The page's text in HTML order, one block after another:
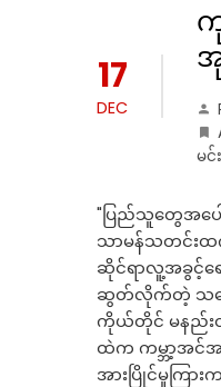
17
DEC
မင်
"ပြည်သူတွေအပေ
သာမန်သတင်းထ
ဆိုင်ရာလူ့အခွင့်ရ
ဆွတ်လိုက်တဲ့ သဘေ
ကိုယ်တိုင် မနည်းတွ
ထဲက ကမ္ဘာ့အင်အ
အားပြိုင်မှုကြာ